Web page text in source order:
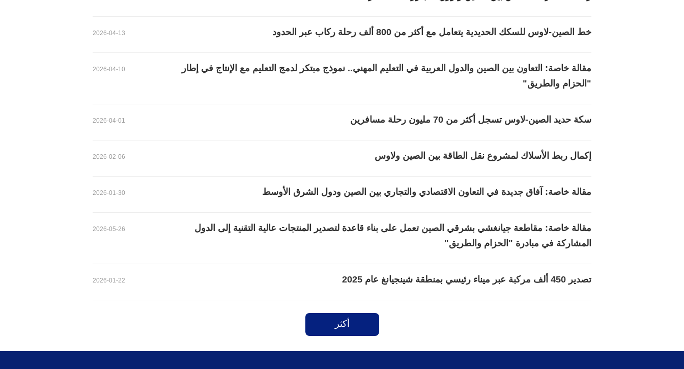
خط الصين-لاوس للسكك الحديدية يتعامل مع أكثر من 800 ألف رحلة ركاب عبر الحدود 2026-04-13
مقالة خاصة: التعاون بين الصين والدول العربية في التعليم المهني.. نموذج مبتكر لدمج التعليم مع الإنتاج في إطار
"الحزام والطريق"
2026-04-10
سكة حديد الصين-لاوس تسجل أكثر من 70 مليون رحلة مسافرين 2026-04-01
إكمال ربط الأسلاك لمشروع نقل الطاقة بين الصين ولاوس 2026-02-06
مقالة خاصة: آفاق جديدة في التعاون الاقتصادي والتجاري بين الصين ودول الشرق الأوسط 2026-01-30
مقالة خاصة: مقاطعة جيانغشي بشرقي الصين تعمل على بناء قاعدة لتصدير المنتجات عالية التقنية إلى الدول
المشاركة في مبادرة "الحزام والطريق"
2026-05-26
تصدير 450 ألف مركبة عبر ميناء رئيسي بمنطقة شينجيانغ عام 2025 2026-01-22
أكثر